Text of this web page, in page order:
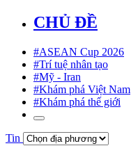
CHỦ ĐỀ
#ASEAN Cup 2026
#Trí tuệ nhân tạo
#Mỹ - Iran
#Khám phá Việt Nam
#Khám phá thế giới
Tin